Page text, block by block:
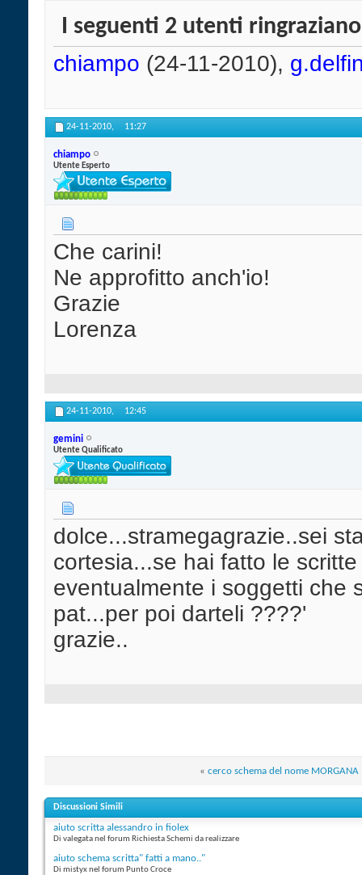
I seguenti 2 utenti
chiampo (24-11-2010),
24-11-2010, 11:27
chiampo
Utente Esperto
Che carini!
Ne approfitto anch'io!
Grazie
Lorenza
24-11-2010, 12:45
gemini
Utente Qualificato
dolce...stramegagrazie..sei
cortesia...se hai fatto le
eventualmente i soggetti che
pat...per poi darteli ????'
grazie..
« cerco schema del nome MORGANA
Discussioni Simili
aiuto scritta alessandro in fiolex
Di valegata nel forum Richiesta Schemi da realizzare
aiuto schema scritta" fatti a mano.."
Di mistyx nel forum Punto Croce